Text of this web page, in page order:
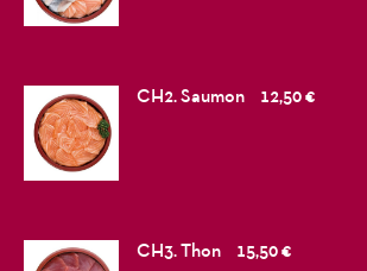
CH2. Saumon 12,50 €
CH3. Thon 15,50 €